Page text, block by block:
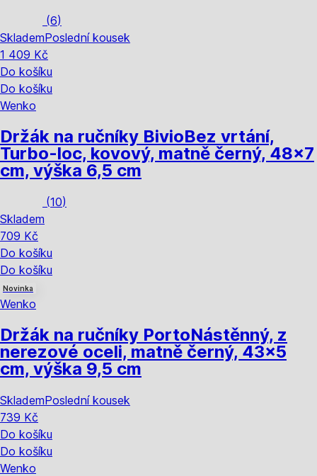
(6)
SklademPoslední kousek
1 409 Kč
Do košíku
Do košíku
Wenko
Držák na ručníky BivioBez vrtání,
Turbo-loc, kovový, matně černý, 48x7
cm, výška 6,5 cm
(10)
Skladem
709 Kč
Do košíku
Do košíku
Novinka
Wenko
Držák na ručníky PortoNástěnný, z
nerezové oceli, matně černý, 43x5
cm, výška 9,5 cm
SklademPoslední kousek
739 Kč
Do košíku
Do košíku
Wenko